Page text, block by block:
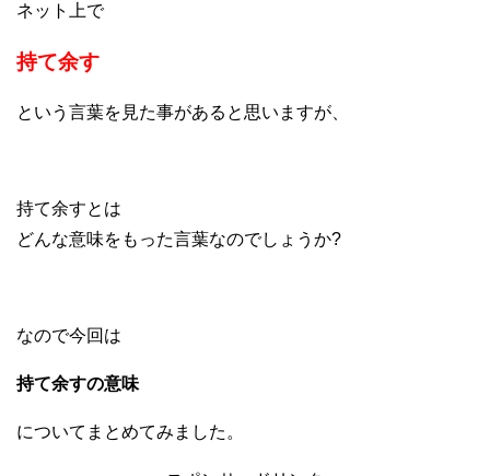
ネット上で
持て余す
という言葉を見た事があると思いますが、
持て余すとは
どんな意味をもった言葉なのでしょうか?
なので今回は
持て余すの意味
についてまとめてみました。